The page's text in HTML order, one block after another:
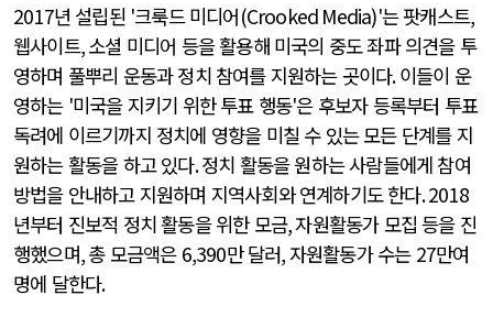
2017년 설립된 '크룩드 미디어(Crooked Media)'는 팟캐스트,
웹사이트,소셜 미디어 등을 활용해 미국의 중도 좌파 의견을 투
영하며 풀뿌리 운동과 정치 참여를 지원하는 곳이다.이들이 운
영하는 '미국을 지키기 위한 투표 행동'은 후보자 등록부터 투표
독려에 이르기까지 정치에 영향을 미칠 수 있는 모든 단계를 지
원하는 활동을 하고 있다.정치 활동을 원하는 사람들에게 참여
방법을 안내하고 지원하며 지역사회와 연계하기도 한다. 2018
년부터 진보적 정치 활동을 위한 모금,자원활동가 모집 등을 진
행했으며,총 모금액은 6,390만 달러,자원활동가 수는 27만여
명에 달한다.